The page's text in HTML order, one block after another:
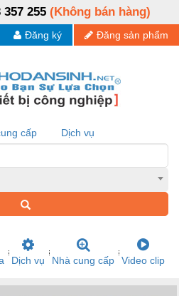
357 255 (Không bán hàng)
Đăng sản phẩm
Đăng ký
cấp Dịch vụ
Dịch vụ Nhà cung cấp Video clip